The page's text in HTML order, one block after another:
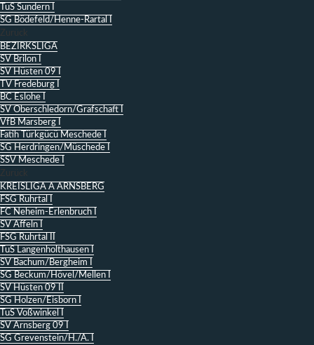
TuS Sundern I
SG Bödefeld/Henne-Rartal I
Zurück
BEZIRKSLIGA
SV Brilon I
SV Hüsten 09 I
TV Fredeburg I
BC Eslohe I
SV Oberschledorn/Grafschaft I
VfB Marsberg I
Fatih Türkgücü Meschede I
SG Herdringen/Müschede I
SSV Meschede I
Zurück
KREISLIGA A ARNSBERG
FSG Ruhrtal I
FC Neheim-Erlenbruch I
SV Affeln I
FSG Ruhrtal II
TuS Langenholthausen I
SV Bachum/Bergheim I
SG Beckum/Hövel/Mellen I
SV Hüsten 09 II
SG Holzen/Eisborn I
TuS Voßwinkel I
SV Arnsberg 09 I
SG Grevenstein/H./A. I